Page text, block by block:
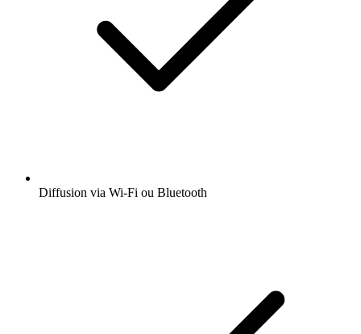
Diffusion via Wi-Fi ou Bluetooth